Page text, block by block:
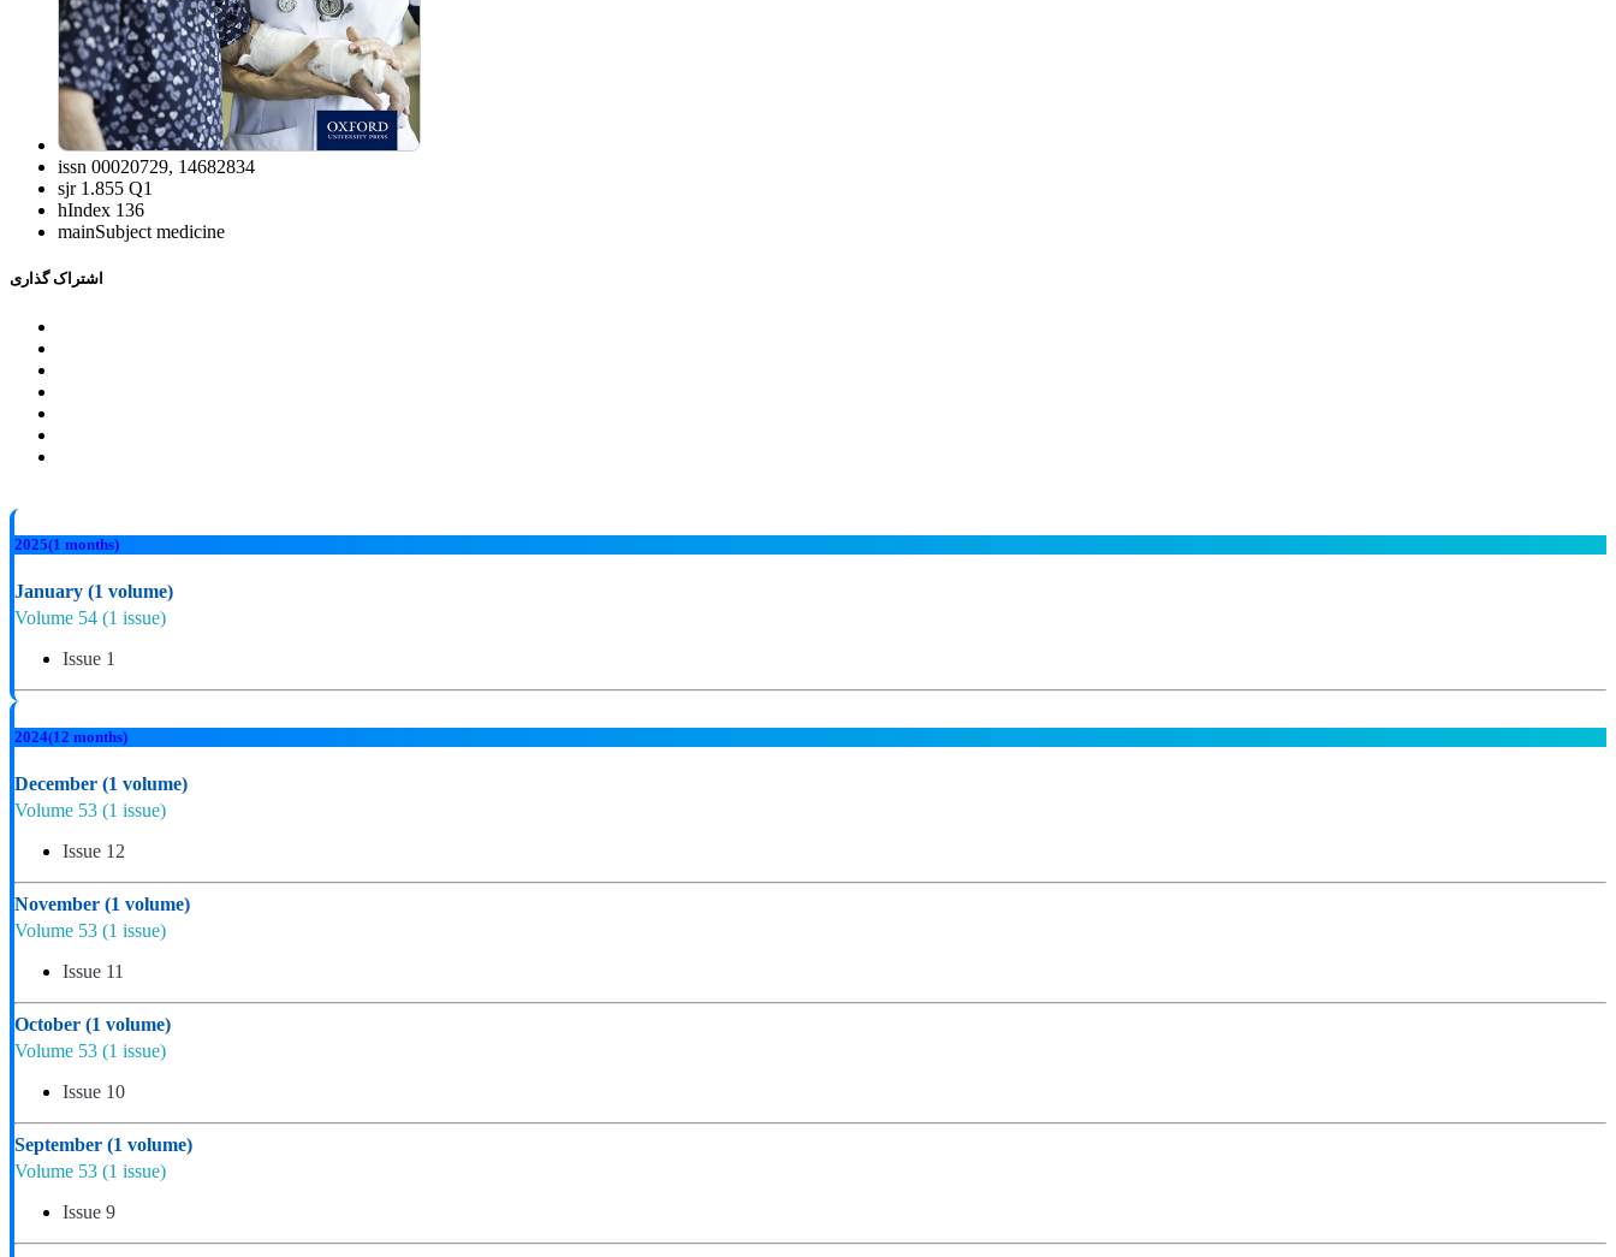
issn 00020729, 14682834
sjr 1.855 Q1
hIndex 136
mainSubject medicine
اشتراک گذاری
2025(1 months)
January (1 volume)
Volume 54 (1 issue)
Issue 1
2024(12 months)
December (1 volume)
Volume 53 (1 issue)
Issue 12
November (1 volume)
Volume 53 (1 issue)
Issue 11
October (1 volume)
Volume 53 (1 issue)
Issue 10
September (1 volume)
Volume 53 (1 issue)
Issue 9